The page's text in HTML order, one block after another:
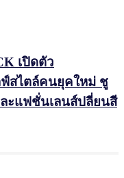
เปิดตัว
สไตล์คนยุคใหม่ ชู
ะแฟชั่นเลนส์ปลี่ยนสี